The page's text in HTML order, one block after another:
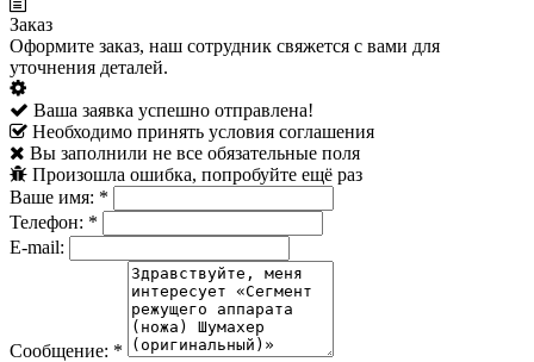
Заказ
Оформите заказ, наш сотрудник свяжется с вами для
уточнения деталей.
Ваша заявка успешно отправлена!
Необходимо принять условия соглашения
Вы заполнили не все обязательные поля
Произошла ошибка, попробуйте ещё раз
Ваше имя: *
Телефон: *
E-mail:
Сообщение: *